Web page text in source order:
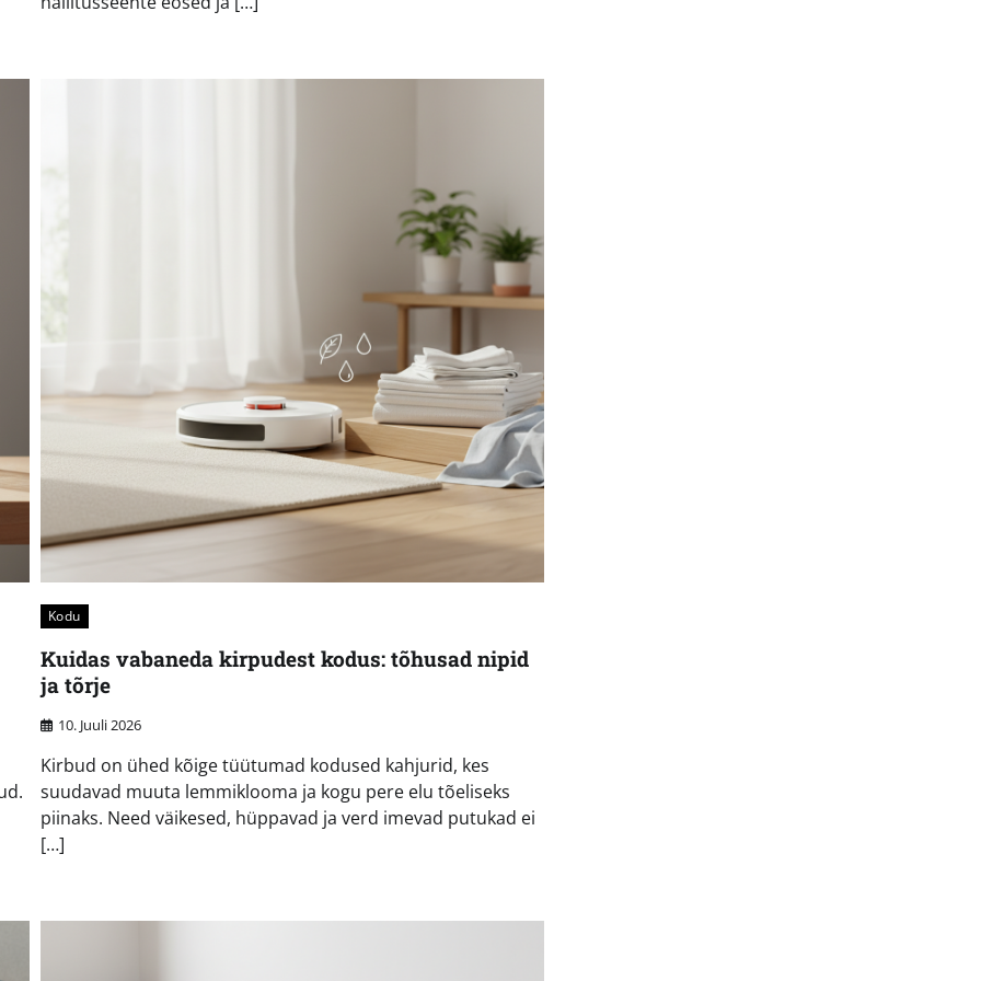
Kodu
Kuidas vabaneda kirpudest kodus: tõhusad nipid
ja tõrje
10. Juuli 2026
Kirbud on ühed kõige tüütumad kodused kahjurid, kes
suudavad muuta lemmiklooma ja kogu pere elu tõeliseks
piinaks. Need väikesed, hüppavad ja verd imevad putukad ei
[…]